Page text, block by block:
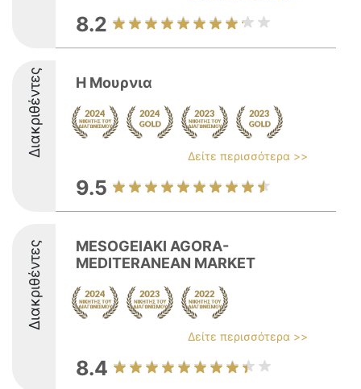
8.2
Διακριθέντες Η Μουρνια
Δείτε περισσότερα >>
9.5
Διακριθέντες
MESOGEIAKI AGORA-
MEDITERANEAN MARKET
Δείτε περισσότερα >>
8.4